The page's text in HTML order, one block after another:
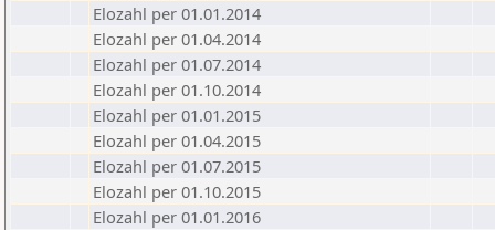
Elozahl per 01.01.2014
Elozahl per 01.04.2014
Elozahl per 01.07.2014
Elozahl per 01.10.2014
Elozahl per 01.01.2015
Elozahl per 01.04.2015
Elozahl per 01.07.2015
Elozahl per 01.10.2015
Elozahl per 01.01.2016